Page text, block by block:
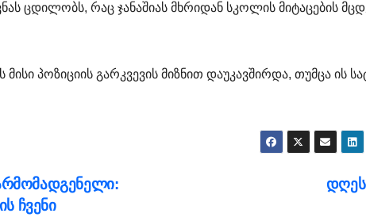
ცდილობს, რაც ჯანაშიას მხრიდან სკოლის მიტაცების
პოზიციის გარკვევის მიზნით დაუკავშირდა, თუმცა ის
დღეს
ჩვენი